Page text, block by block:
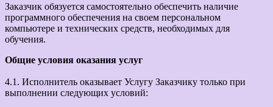
Заказчик обязуется самостоятельно обеспечить наличие
программного обеспечения на своем персональном
компьютере и технических средств, необходимых для
обучения.
Общие условия оказания услуг
4.1. Исполнитель оказывает Услугу Заказчику только при
выполнении следующих условий: